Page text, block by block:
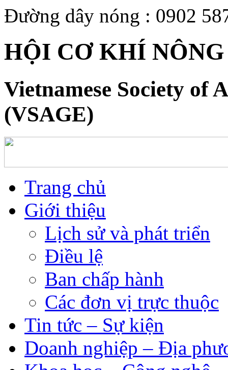
Đường dây nóng : 0902
HỘI CƠ KHÍ
Vietnamese Society of
(VSAGE)
Trang chủ
Giới thiệu
Lịch sử và phát triển
Điều lệ
Ban chấp hành
Các đơn vị trực thuộc
Tin tức – Sự kiện
Doanh nghiệp – Địa